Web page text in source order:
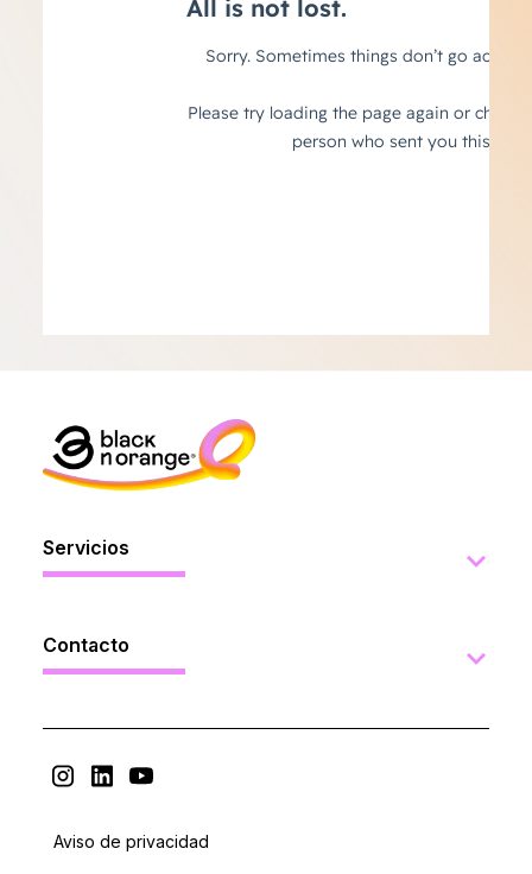
Servicios
Contacto
Aviso de privacidad